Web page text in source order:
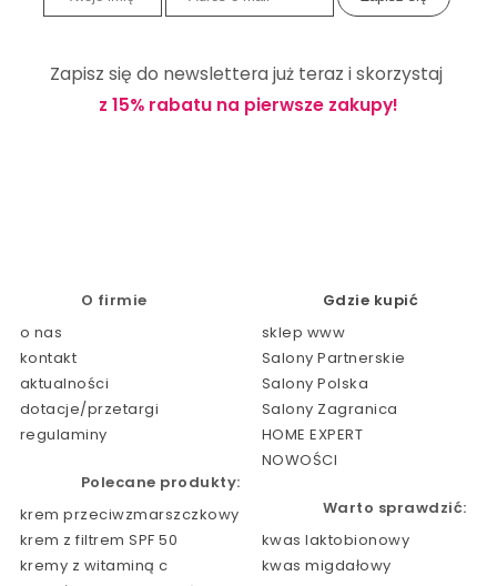
Zapisz się do newslettera już teraz i skorzystaj
z 15% rabatu na pierwsze zakupy!
O firmie
o nas
kontakt
aktualności
dotacje/przetargi
regulaminy
Polecane produkty:
krem przeciwzmarszczkowy
krem z filtrem SPF 50
kremy z witaminą c
Gdzie kupić
sklep www
Salony Partnerskie
Salony Polska
Salony Zagranica
HOME EXPERT
NOWOŚCI
Warto sprawdzić:
kwas laktobionowy
kwas migdałowy